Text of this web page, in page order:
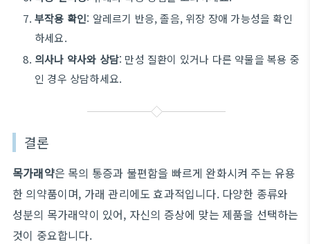
부작용 확인: 알레르기 반응, 졸음, 위장 장애 가능성을 확인
하세요.
의사나 약사와 상담: 만성 질환이 있거나 다른 약물을 복용 중
인 경우 상담하세요.
결론
목가래약은 목의 통증과 불편함을 빠르게 완화시켜 주는 유용
한 의약품이며, 가래 관리에도 효과적입니다. 다양한 종류와
성분의 목가래약이 있어, 자신의 증상에 맞는 제품을 선택하는
것이 중요합니다.